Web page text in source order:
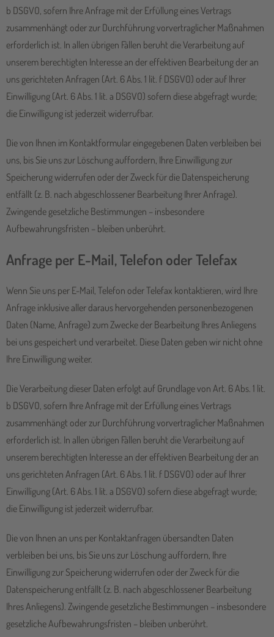
b DSGVO, sofern Ihre Anfrage mit der Erfüllung eines Vertrags
zusammenhängt oder zur Durchführung vorvertraglicher Maßnahmen
erforderlich ist. In allen übrigen Fällen beruht die Verarbeitung auf
unserem berechtigten Interesse an der effektiven Bearbeitung der an
uns gerichteten Anfragen (Art. 6 Abs. 1 lit. f DSGVO) oder auf Ihrer
Einwilligung (Art. 6 Abs. 1 lit. a DSGVO) sofern diese abgefragt wurde;
die Einwilligung ist jederzeit widerrufbar.
Die von Ihnen im Kontaktformular eingegebenen Daten verbleiben bei
uns, bis Sie uns zur Löschung auffordern, Ihre Einwilligung zur
Speicherung widerrufen oder der Zweck für die Datenspeicherung
entfällt (z. B. nach abgeschlossener Bearbeitung Ihrer Anfrage).
Zwingende gesetzliche Bestimmungen – insbesondere
Aufbewahrungsfristen – bleiben unberührt.
Anfrage per E-Mail, Telefon oder Telefax
Wenn Sie uns per E-Mail, Telefon oder Telefax kontaktieren, wird Ihre
Anfrage inklusive aller daraus hervorgehenden personenbezogenen
Daten (Name, Anfrage) zum Zwecke der Bearbeitung Ihres Anliegens
bei uns gespeichert und verarbeitet. Diese Daten geben wir nicht ohne
Ihre Einwilligung weiter.
Die Verarbeitung dieser Daten erfolgt auf Grundlage von Art. 6 Abs. 1 lit.
b DSGVO, sofern Ihre Anfrage mit der Erfüllung eines Vertrags
zusammenhängt oder zur Durchführung vorvertraglicher Maßnahmen
erforderlich ist. In allen übrigen Fällen beruht die Verarbeitung auf
unserem berechtigten Interesse an der effektiven Bearbeitung der an
uns gerichteten Anfragen (Art. 6 Abs. 1 lit. f DSGVO) oder auf Ihrer
Einwilligung (Art. 6 Abs. 1 lit. a DSGVO) sofern diese abgefragt wurde;
die Einwilligung ist jederzeit widerrufbar.
Die von Ihnen an uns per Kontaktanfragen übersandten Daten
verbleiben bei uns, bis Sie uns zur Löschung auffordern, Ihre
Einwilligung zur Speicherung widerrufen oder der Zweck für die
Datenspeicherung entfällt (z. B. nach abgeschlossener Bearbeitung
Ihres Anliegens). Zwingende gesetzliche Bestimmungen – insbesondere
gesetzliche Aufbewahrungsfristen – bleiben unberührt.